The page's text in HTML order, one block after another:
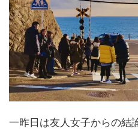
一昨日は友人女子からの結